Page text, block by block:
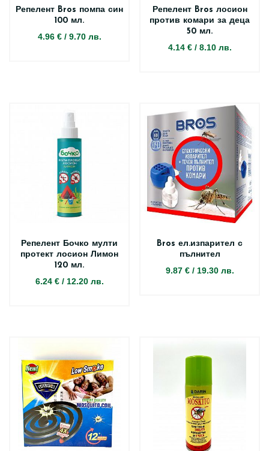
Репелент Bros помпа син
100 мл.
4.96 €/ 9.70 лв.
Репелент Bros лосион
против комари за деца
50 мл.
4.14 €/ 8.10 лв.
Репелент Бочко мулти
протект лосион Лимон
120 мл.
6.24 €/ 12.20 лв.
Bros ел.изпарител с
пълнител
9.87 €/ 19.30 лв.